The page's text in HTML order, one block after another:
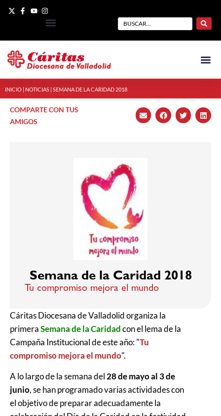
INICIO NOTICIAS SEMANA DE LA CARIDAD 2018
COMPARTE CON TUS
AMIGOS
Semana de la Caridad 2018
Tu compromiso mejora el mundo
Cáritas Diocesana de Valladolid organiza la
primeraSemana de la Caridadcon el lema de la
Campaña Institucional de este año: "Tu
compromiso mejora el mundo".
A lo largo de la semana del 28 de mayo al 3 de
junio, se han programado varias actividades con
el objetivo de preparar adecuadamente la